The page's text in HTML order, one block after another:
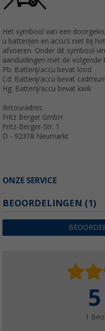
Het symbool van een
u batterijen en accu’s niet bij
afvoeren. Onder dit symbool
aanduidingen met de volgende
Pb: Batterij/accu bevat lood
Cd: Batterij/accu bevat
Hg: Batterij/accu bevat kwik
Retouradres:
Fritz Berger GmbH
Fritz-Berger-Str. 1
D - 92318 Neumarkt
ONZE SERVICE
BEOORDELINGEN (1)
1